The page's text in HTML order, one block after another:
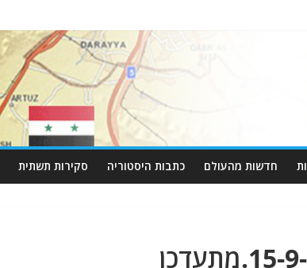
חדשות מהעולם כתבות היסטוריה סקירות תשתית